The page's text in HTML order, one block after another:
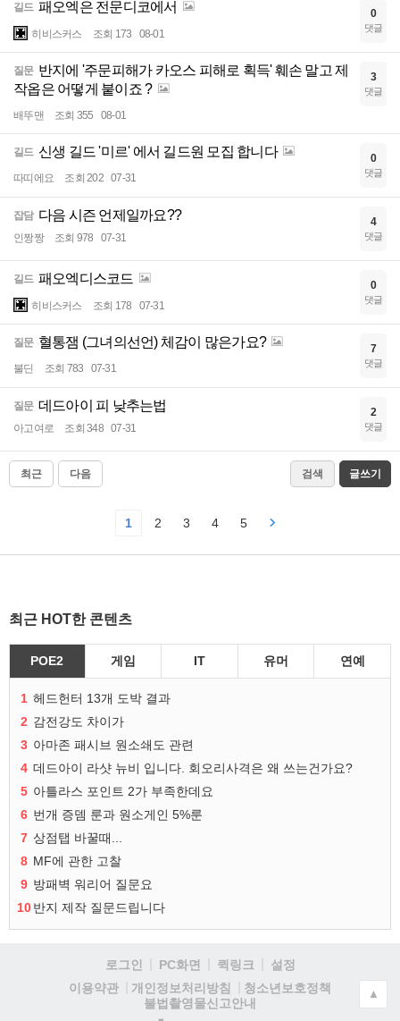
길드 패오엑은 전문디코에서
히비스커스 조회 173 08-01
0
댓글
질문 반지에 '주문피해가 카오스 피해로 획득' 훼손 말고 제
작옵은 어떻게 붙이죠 ?
배뚜맨 조회 355 08-01
3
댓글
길드 신생 길드 '미르' 에서 길드원 모집 합니다
따띠에요 조회 202 07-31
0
댓글
잡담 다음 시즌 언제일까요??
인짱짱 조회 978 07-31
4
댓글
길드 패오엑디스코드
히비스커스 조회 178 07-31
0
댓글
질문 혈통잼 (그녀의선언) 체감이 많은가요?
불딘 조회 783 07-31
7
댓글
질문 데드아이 피 낮추는법
아고여로 조회 348 07-31
2
댓글
최근 다음 검색 글쓰기
1 2 3 4 5
최근 HOT한 콘텐츠
POE2 게임 IT 유머 연예
1 헤드헌터 13개 도박 결과
2 감전강도 차이가
3 아마존 패시브 원소쇄도 관련
4 데드아이 라샷 뉴비 입니다. 회오리사격은 왜 쓰는건가요?
5 아틀라스 포인트 2가 부족한데요
6 번개 증뎀 룬과 원소게인 5%룬
7 상점탭 바꿀때...
8 MF에 관한 고찰
9 방패벽 워리어 질문요
10반지 제작 질문드립니다
로그인 PC화면 퀵링크
설정
이용약관
개인정보처리방침
청소년보호정책
불법촬영물신고안내
▲